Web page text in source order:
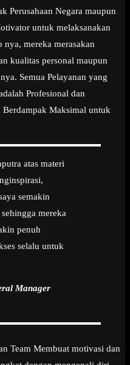
Perusahaan Negara maupun
untuk melaksanakan
nya, mereka merasakan
kualitas personal maupun
Semua Pelayanan yang
Profesional dan
Berdampak Maksimal untuk
atas materi
semakin
mereka
penuh
selalu untuk
Manager
Team Membuat motivasi dan